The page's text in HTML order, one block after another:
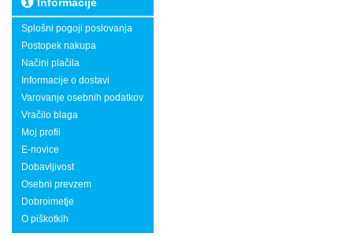
Splošni pogoji poslovanja
Postopek nakupa
Načini plačila
Informacije o dostavi
Varovanje osebnih podatkov
Vračilo blaga
Moj profil
E-novice
Dobavljivost
Osebni prevzem
Dobroimetje
O piškotkih